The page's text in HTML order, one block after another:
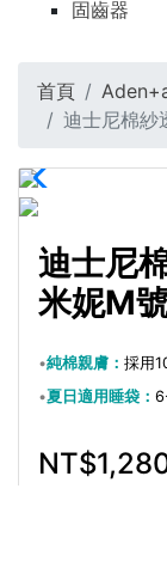
固齒器
首頁
迪士尼棉紗
迪士尼
米妮M
•純棉親膚： 採用
•夏日適用睡袋：